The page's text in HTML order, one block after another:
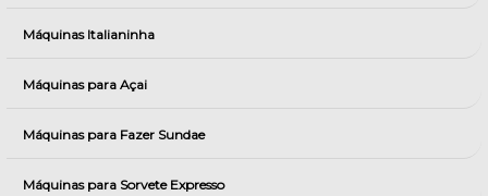
Máquinas Italianinha
Máquinas para Açai
Máquinas para Fazer Sundae
Máquinas para Sorvete Expresso